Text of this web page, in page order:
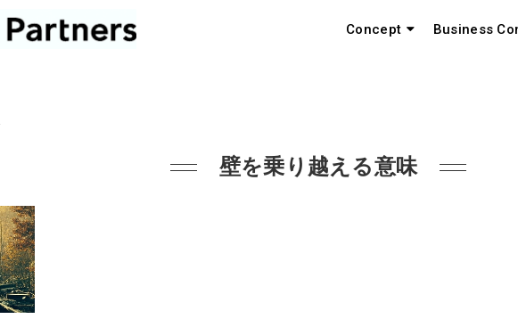
Concept Business
壁を乗り越える意味